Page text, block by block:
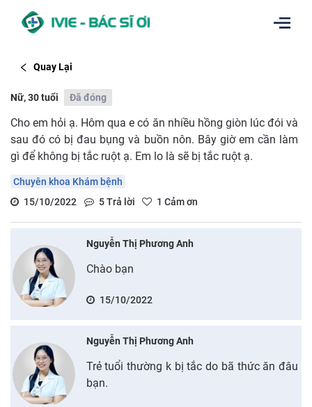
Quay Lại
Nữ, 30 tuổi Đã đóng
Cho em hỏi ạ. Hôm qua e có ăn nhiều hồng giòn lúc đói và
sau đó có bị đau bụng và buồn nôn. Bây giờ em cần làm
gì để không bị tắc ruột ạ. Em lo là sẽ bị tắc ruột ạ.
Chuyên khoa Khám bệnh
15/10/2022
5Trả lời 1 Cảm ơn
Nguyễn Thị Phương Anh
Chào bạn
15/10/2022
Nguyễn Thị Phương Anh
Trẻ tuổi thường k bị tắc do bã thức ăn đâu
bạn.